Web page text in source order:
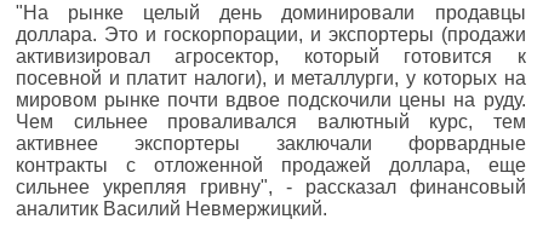
"На рынке целый день доминировали продавцы
доллара. Это и госкорпорации, и экспортеры (продажи
активизировал агросектор, который готовится к
посевной и платит налоги), и металлурги, у которых на
мировом рынке почти вдвое подскочили цены на руду.
Чем сильнее проваливался валютный курс, тем
активнее экспортеры заключали форвардные
контракты с отложенной продажей доллара, еще
сильнее укрепляя гривну", - рассказал финансовый
аналитик Василий Невмержицкий.